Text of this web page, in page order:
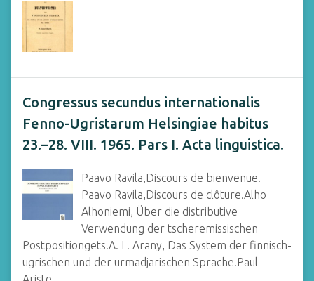
Congressus secundus internationalis
Fenno-Ugristarum Helsingiae habitus
23.–28. VIII. 1965. Pars I. Acta linguistica.
Paavo Ravila,Discours de bienvenue.
Paavo Ravila,Discours de clôture.Alho
Alhoniemi, Über die distributive
Verwendung der tscheremissischen
Postpositiongets.A. L. Arany, Das System der finnisch-
ugrischen und der urmadjarischen Sprache.Paul